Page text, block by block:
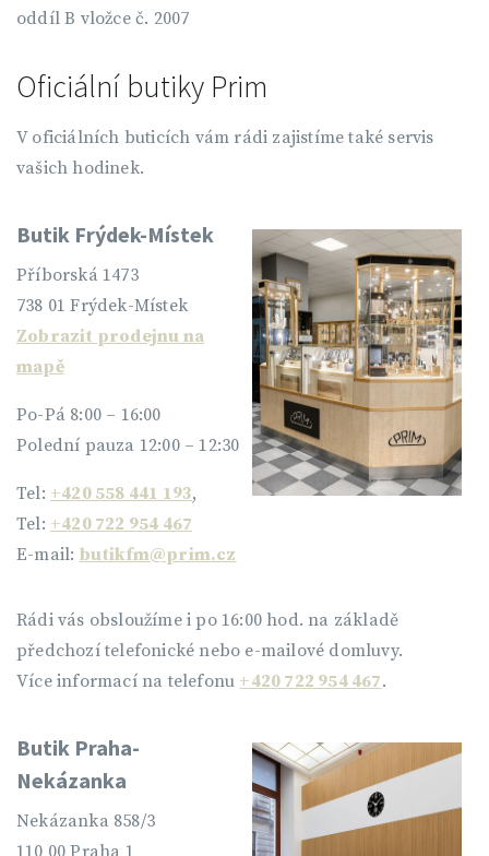
oddíl B vložce č. 2007
Oficiální butiky Prim
V oficiálních buticích vám rádi zajistíme také servis
vašich hodinek.
Butik Frýdek-Místek
Příborská 1473
738 01 Frýdek-Místek
Zobrazit prodejnu na
mapě
Po-Pá 8:00 – 16:00
Polední pauza 12:00 – 12:30
Tel: +420 558 441 193,
Tel: +420 722 954 467
E-mail: butikfm@prim.cz
Rádi vás obsloužíme i po 16:00 hod. na základě
předchozí telefonické nebo e-mailové domluvy.
Více informací na telefonu +420 722 954 467.
Butik Praha-
Nekázanka
Nekázanka 858/3
110 00 Praha 1